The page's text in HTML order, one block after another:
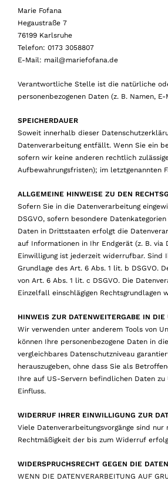
Marie Fofana
Hegaustraße 7
76199 Karlsruhe
Telefon: 0173 3058807
E-Mail: mail@mariefofana.de
Verantwortliche Stelle ist die natürliche
personenbezogenen Daten (z. B. Namen,
SPEICHERDAUER
Soweit innerhalb dieser
Datenverarbeitung entfällt. Wenn Sie ein
sofern wir keine anderen rechtlich
Aufbewahrungsfristen); im letztgenannten
ALLGEMEINE HINWEISE ZU DEN
Sofern Sie in die Datenverarbeitung
DSGVO, sofern besondere
Daten in Drittstaaten erfolgt die
auf Informationen in Ihr Endgerät (z. B. via
Einwilligung ist jederzeit widerrufbar. Sind
Grundlage des Art. 6 Abs. 1 lit. b DSGVO.
von Art. 6 Abs. 1 lit. c DSGVO. Die
Einzelfall einschlägigen
HINWEIS ZUR DATENWEITERGABE IN
Wir verwenden unter anderem Tools von
können Ihre personenbezogene Daten in
vergleichbares Datenschutzniveau
herauszugeben, ohne dass Sie als
Ihre auf US-Servern befindlichen Daten
Einfluss.
WIDERRUF IHRER EINWILLIGUNG ZUR
Viele Datenverarbeitungsvorgänge sind
Rechtmäßigkeit der bis zum Widerruf
WIDERSPRUCHSRECHT GEGEN DIE
WENN DIE DATENVERARBEITUNG AUF